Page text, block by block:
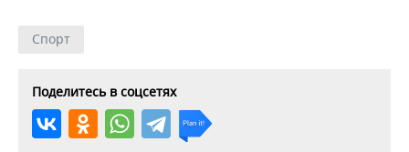
Спорт
Поделитесь в соцсетях